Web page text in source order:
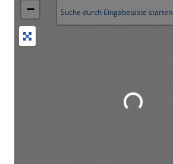
−
Suche durch Eingabetaste starten